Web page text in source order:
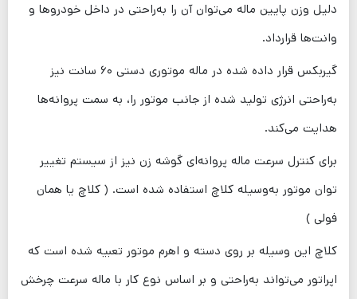
دلیل وزن پایین ماله می‌توان آن را به‌راحتی در داخل خودروها و
وانت‌ها قرارداد.
گیربکس قرار داده شده در ماله موتوری دستی ۶۰ سانت نیز
به‌راحتی انرژی تولید شده از جانب موتور را، به سمت پروانه‌ها
هدایت می‌کند.
برای کنترل سرعت ماله پروانه‌ای گوشه زن نیز از سیستم تغییر
توان موتور به‌وسیله کلاچ استفاده شده است. ( کلاچ یا همان
فولی )
کلاچ این وسیله بر روی دسته و اهرم موتور تعبیه شده است که
اپراتور می‌تواند به‌راحتی و بر اساس نوع کار با ماله سرعت چرخش